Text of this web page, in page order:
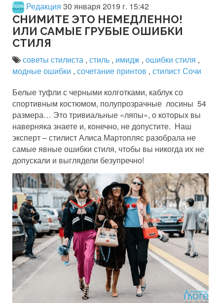
Редакция 30 января 2019 г. 15:42
СНИМИТЕ ЭТО НЕМЕДЛЕННО!
ИЛИ САМЫЕ ГРУБЫЕ ОШИБКИ
СТИЛЯ
советы стилиста , стиль , имидж , ошибки стиля ,
модные ошибки , сочетание принтов , стилист Сочи
Белые туфли с черными колготками, каблук со
спортивным костюмом, полупрозрачные лосины 54
размера… Это тривиальные «ляпы», о которых вы
наверняка знаете и, конечно, не допустите. Наш
эксперт – стилист Алиса Мартопляс разобрала не
самые явные ошибки стиля, чтобы вы никогда их не
допускали и выглядели безупречно!